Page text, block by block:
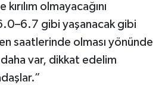
olmayacağını
gibi yaşanacak gibi
saatlerinde olması yönünde
var, dikkat edelim